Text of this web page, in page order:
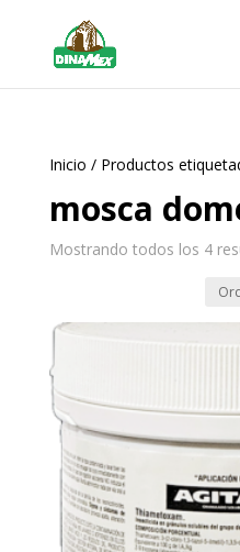
Inicio / Productos
mosca
Mostrando todos los 4